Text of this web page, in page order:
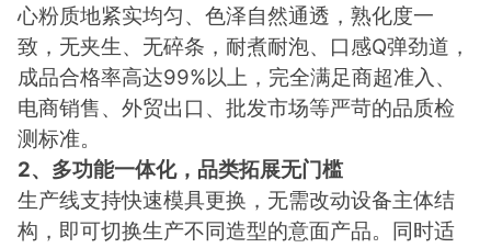
心粉质地紧实均匀、色泽自然通透，熟化度一
致，无夹生、无碎条，耐煮耐泡、口感Q弹劲道，
成品合格率高达99%以上，完全满足商超准入、
电商销售、外贸出口、批发市场等严苛的品质检
测标准。
2、多功能一体化，品类拓展无门槛
生产线支持快速模具更换，无需改动设备主体结
构，即可切换生产不同造型的意面产品。同时适